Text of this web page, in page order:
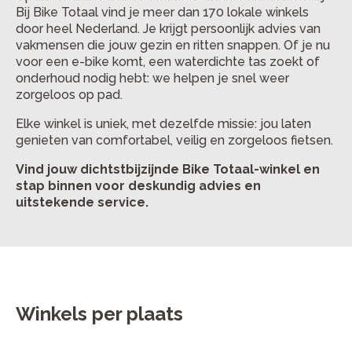
Bij Bike Totaal vind je meer dan 170 lokale winkels
door heel Nederland. Je krijgt persoonlijk advies van
vakmensen die jouw gezin en ritten snappen. Of je nu
voor een e-bike komt, een waterdichte tas zoekt of
onderhoud nodig hebt: we helpen je snel weer
zorgeloos op pad.
Elke winkel is uniek, met dezelfde missie: jou laten
genieten van comfortabel, veilig en zorgeloos fietsen.
Vind jouw dichtstbijzijnde Bike Totaal-winkel en
stap binnen voor deskundig advies en
uitstekende service.
Winkels per plaats